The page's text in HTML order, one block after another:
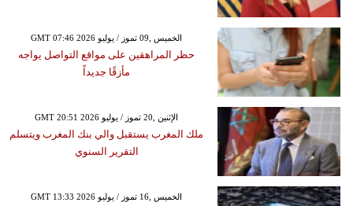
GMT 07:46 2026 الخميس ,09 تموز / يوليو
حظر المراهقين على مواقع التواصل يواجه
مأزقًا جديداً
GMT 20:51 2026 الإثنين ,20 تموز / يوليو
ملك المغرب يستقبل والي بنك المغرب ويتسلم
التقرير السنوي
GMT 13:33 2026 الخميس ,16 تموز / يوليو